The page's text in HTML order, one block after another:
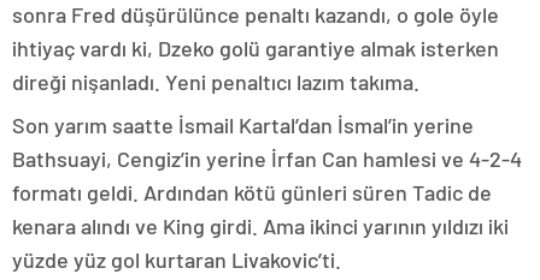
sonra Fred düşürülünce penaltı kazandı, o gole öyle
ihtiyaç vardı ki, Dzeko golü garantiye almak isterken
direği nişanladı. Yeni penaltıcı lazım takıma.
Son yarım saatte İsmail Kartal’dan İsmal’in yerine
Bathsuayi, Cengiz’in yerine İrfan Can hamlesi ve 4-2-4
formatı geldi. Ardından kötü günleri süren Tadic de
kenara alındı ve King girdi. Ama ikinci yarının yıldızı iki
yüzde yüz gol kurtaran Livakovic’ti.